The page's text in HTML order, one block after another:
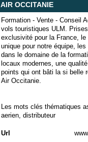
AIR OCCITANIE
Formation - Vente - Conseil
vols touristiques ULM.
exclusivité pour la France,
unique pour notre équipe,
dans le domaine de la
locaux modernes, une
points qui ont bâti la si belle
Air Occitanie.
Les mots clés thématiques
aerien, distributeur
Url